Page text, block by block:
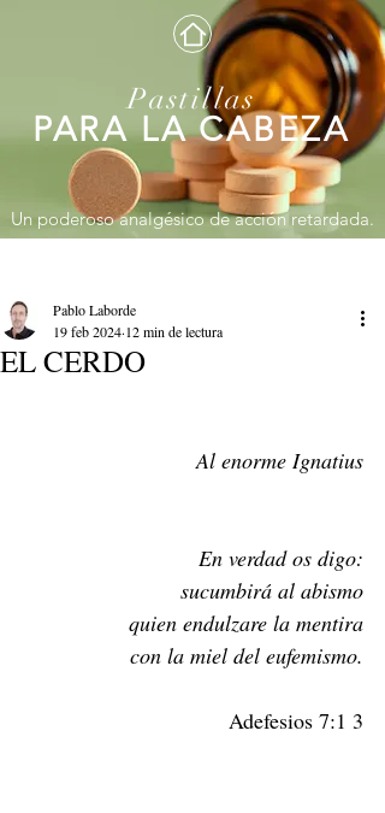
Pastillas
PARA LA CABEZA
Un poderoso analgésico de acción retardada.
EL CERDO
Pablo Laborde
19 feb 2024 12 min de lectura
Al enorme Ignatius
En verdad os digo:
sucumbirá al abismo
quien endulzare la mentira
con la miel del eufemismo.
Adefesios 7:1 3